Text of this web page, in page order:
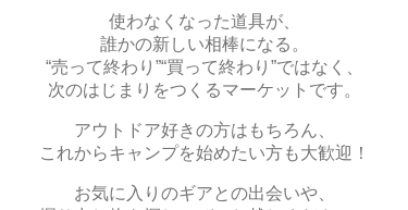
使わなくなった道具が、
誰かの新しい相棒になる。
“売って終わり”“買って終わり”ではなく、
次のはじまりをつくるマーケットです。
アウトドア好きの方はもちろん、
これからキャンプを始めたい方も大歓迎！
お気に入りのギアとの出会いや、